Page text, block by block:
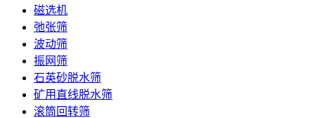
磁选机
弛张筛
波动筛
振网筛
石英砂脱水筛
矿用直线脱水筛
滚筒回转筛